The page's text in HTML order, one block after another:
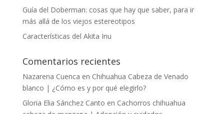
Guía del Doberman: cosas que hay que saber, para ir
más allá de los viejos estereotipos
Características del Akita Inu
Comentarios recientes
Nazarena Cuenca en Chihuahua Cabeza de Venado
blanco | ¿Cómo es y por qué elegirlo?
Gloria Elia Sánchez Canto en Cachorros chihuahua